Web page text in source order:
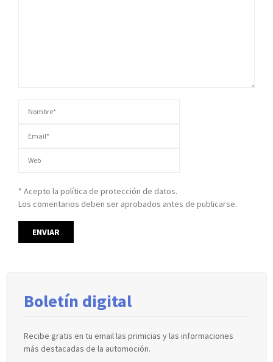
* Acepto la política de protección de datos.
Los comentarios deben ser aprobados antes de publicarse.
Boletín digital
Recibe gratis en tu email las primicias y las informaciones
más destacadas de la automoción.